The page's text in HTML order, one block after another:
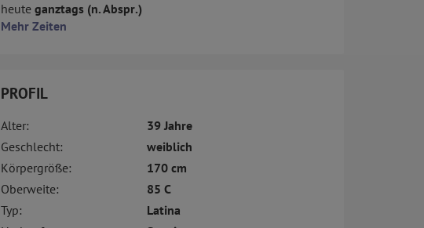
heute ganztags (n. Abspr.)
Mehr Zeiten
PROFIL
Alter:
39 Jahre
Geschlecht:
weiblich
Körpergröße:
170 cm
Oberweite:
85 C
Typ:
Latina